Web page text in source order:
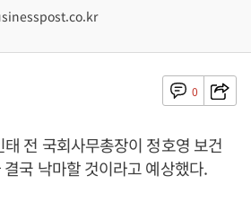
0
전 국회사무총장이 정호영 보건
국 낙마할 것이라고 예상했다.